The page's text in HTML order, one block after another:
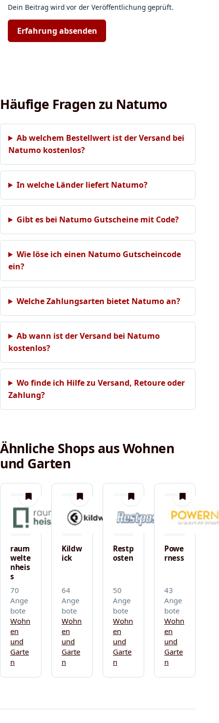
Dein Beitrag wird vor der Veröffentlichung geprüft.
Erfahrung absenden
Häufige Fragen zu Natumo
Ab welchem Bestellwert ist der Versand bei
Natumo kostenlos?
In welche Länder liefert Natumo?
Gibt es bei Natumo Gutscheine mit Code?
Wie löse ich einen Natumo Gutscheincode
ein?
Welche Zahlungsarten bietet Natumo an?
Ab wann ist der Versand bei Natumo
kostenlos?
Wo finde ich Hilfe zu Versand, Retoure oder
Zahlung?
Ähnliche Shops aus Wohnen
und Garten
merken
raum
welte
nheis
s
70
Ange
bote
Wohn
en
und
Garte
n
merken
Kildw
ick
64
Ange
bote
Wohn
en
und
Garte
n
merken
Restp
osten
50
Ange
bote
Wohn
en
und
Garte
n
merken
Powe
rness
43
Ange
bote
Wohn
en
und
Garte
n